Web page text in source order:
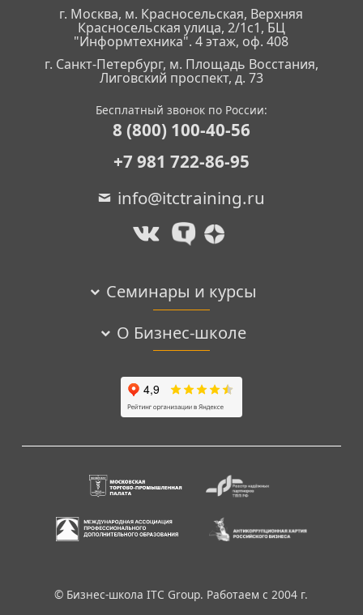
г. Москва, м. Красносельская, Верхняя
Красносельская улица, 2/1с1, БЦ
"Информтехника". 4 этаж, оф. 408
г. Санкт-Петербург, м. Площадь Восстания,
Лиговский проспект, д. 73
Бесплатный звонок по России:
8 (800) 100-40-56
+7 981 722-86-95
info@itctraining.ru
Семинары и курсы
О Бизнес-школе
© Бизнес-школа ITC Group. Работаем с 2004 г.